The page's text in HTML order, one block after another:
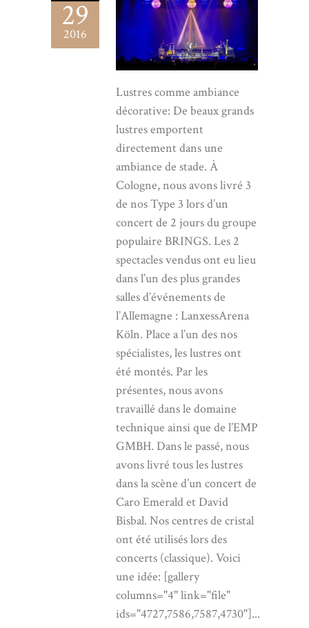
29
2016
Lustres comme ambiance
décorative: De beaux grands
lustres emportent
directement dans une
ambiance de stade. À
Cologne, nous avons livré 3
de nos Type 3 lors d’un
concert de 2 jours du groupe
populaire BRINGS. Les 2
spectacles vendus ont eu lieu
dans l’un des plus grandes
salles d’événements de
l’Allemagne : LanxessArena
Köln. Place a l’un des nos
spécialistes, les lustres ont
été montés. Par les
présentes, nous avons
travaillé dans le domaine
technique ainsi que de l’EMP
GMBH. Dans le passé, nous
avons livré tous les lustres
dans la scène d’un concert de
Caro Emerald et David
Bisbal. Nos centres de cristal
ont été utilisés lors des
concerts (classique). Voici
une idée: [gallery
columns="4" link="file"
ids="4727,7586,7587,4730"]...